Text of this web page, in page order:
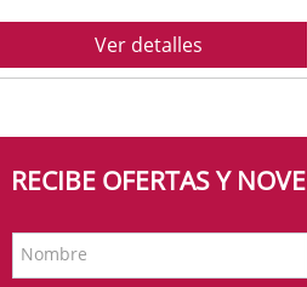
Ver detalles
RECIBE OFERTAS Y
Nombre